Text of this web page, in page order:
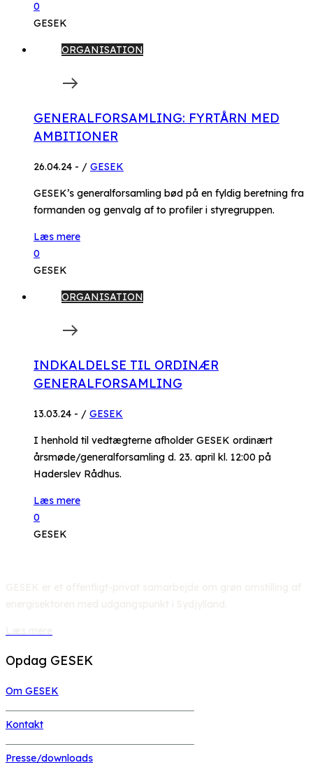
0
GESEK
ORGANISATION
GENERALFORSAMLING: FYRTÅRN MED
AMBITIONER
26.04.24 - / GESEK
GESEK’s generalforsamling bød på en fyldig beretning fra
formanden og genvalg af to profiler i styregruppen.
Læs mere
0
GESEK
ORGANISATION
INDKALDELSE TIL ORDINÆR
GENERALFORSAMLING
13.03.24 - / GESEK
I henhold til vedtægterne afholder GESEK ordinært
årsmøde/generalforsamling d. 23. april kl. 12:00 på
Haderslev Rådhus.
Læs mere
0
GESEK
Opdag GESEK
Om GESEK
Kontakt
Presse/downloads